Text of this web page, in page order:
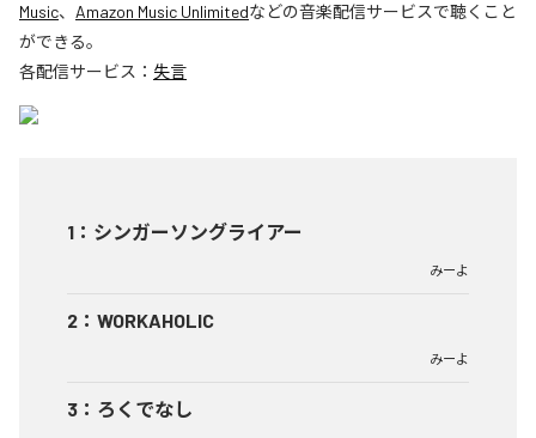
Music、 Amazon Music Unlimitedなどの音楽配信サービスで聴くこと
ができる。
各配信サービス： 失言
1 ： シンガーソングライアー
みーよ
2 ： WORKAHOLIC
みーよ
3 ： ろくでなし